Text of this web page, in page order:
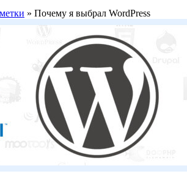
» Почему я выбрал WordPress